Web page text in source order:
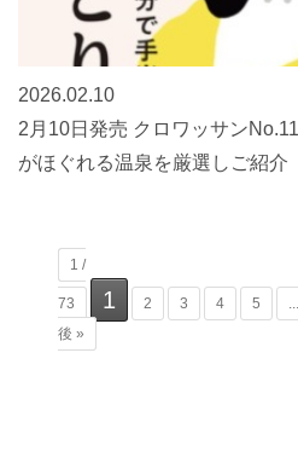
2026.02.10
2月10日発売 クロワッサン
がほぐれる温泉を厳選しご紹介
1 /
73 1 2 3 4 5
後 »